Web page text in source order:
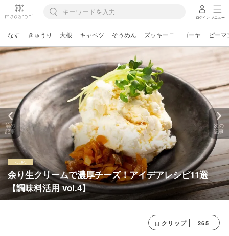
ログイン メニュー
なす きゅうり 大根 キャベツ そうめん ズッキーニ ゴーヤ ピーマ
余り生クリームで濃厚チーズ！アイデアレシピ11選
【調味料活用 vol.4】
前の
記事
次の
記事
クリップ 265